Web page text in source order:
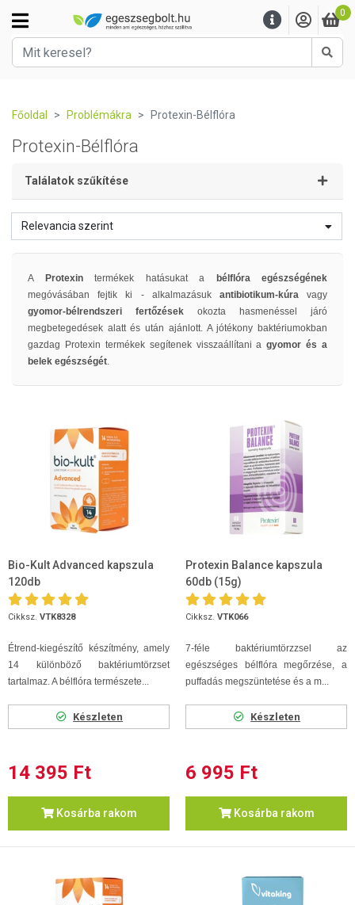
0
Főoldal Problémákra Protexin-Bélflóra
Protexin-Bélflóra
Találatok szűkítése
Relevancia szerint
A Protexin termékek hatásukat a
bélflóra egészségének
megóvásában fejtik ki - alkalmazásuk antibiotikum-kúravagy
gyomor-bélrendszeri fertőzések okozta hasmenéssel járó
megbetegedések alatt és után ajánlott. A jótékony baktériumokban
gazdag Protexin termékek segítenek visszaállítani agyomor és a
belek egészségét.
Bio-Kult Advanced kapszula
120db
Cikksz. VTK8328
Étrend-kiegészítő készítmény, amely
14 különböző baktériumtörzset
tartalmaz. A bélflóra természete...
Készleten
14 395 Ft
Kosárba rakom
Protexin Balance kapszula
60db (15g)
Cikksz. VTK066
7-féle baktériumtörzzsel az
egészséges bélflóra megőrzése, a
puffadás megszüntetése és a m...
Készleten
6 995 Ft
Kosárba rakom